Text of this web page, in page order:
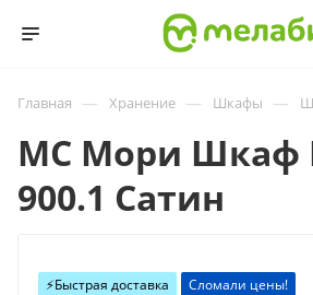
Главная — Хранение — Шкафы —
МС Мори
900.1 Сатин
⚡️Быстрая доставка Сломали цены!